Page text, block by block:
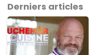
Derniers articles